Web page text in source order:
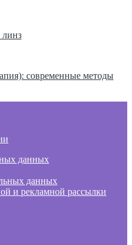
современные методы
данных
данных
и рекламной рассылки